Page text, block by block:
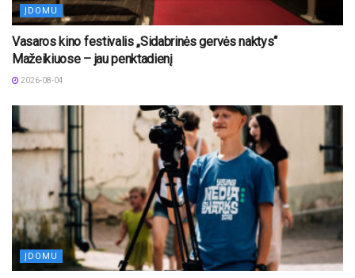
ĮDOMU
Vasaros kino festivalis „Sidabrinės gervės naktys“
Mažeikiuose – jau penktadienį
2026-08-04
ĮDOMU